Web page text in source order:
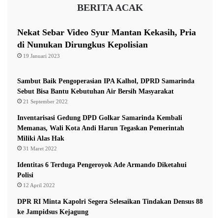
meluasnya konflik di kawasan Timur Tengah.
menyerukan semua pihak untuk menahan diri guna
mencegah ketegangan berkembang menjadi konfrontasi
terbuka yang lebih luas. (*)
iran
BERITA ACAK
Nekat Sebar Video Syur Mantan Kekasih, Pria
di Nunukan Dirungkus Kepolisian
19 Januari 2023
Sambut Baik Pengoperasian IPA Kalhol, DPRD Samarinda
Sebut Bisa Bantu Kebutuhan Air Bersih Masyarakat
21 September 2022
Inventarisasi Gedung DPD Golkar Samarinda Kembali
Memanas, Wali Kota Andi Harun Tegaskan Pemerintah
Miliki Alas Hak
31 Maret 2022
Identitas 6 Terduga Pengeroyok Ade Armando Diketahui
Polisi
12 April 2022
DPR RI Minta Kapolri Segera Selesaikan Tindakan Densus 88
ke Jampidsus Kejagung